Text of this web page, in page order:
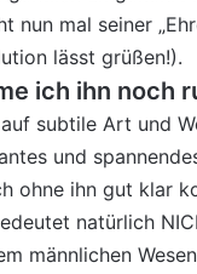
nun mal seiner
lässt grüßen!).
ich ihn noch
subtile Art und
und
ohne ihn gut klar
natürlich
männlichen